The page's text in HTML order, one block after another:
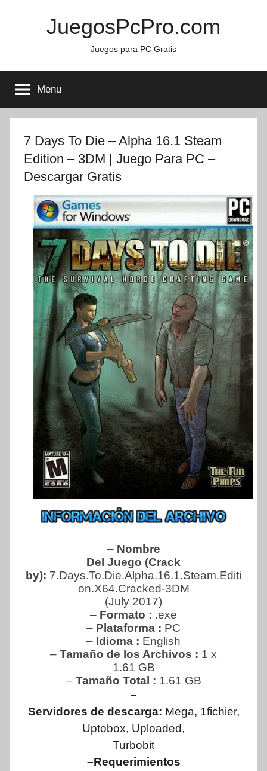
JuegosPcPro.com
Juegos para PC Gratis
Menu
7 Days To Die – Alpha 16.1 Steam
Edition – 3DM | Juego Para PC –
Descargar Gratis
– Nombre
Del Juego (Crack
by): 7.Days.To.Die.Alpha.16.1.Steam.Editi
on.X64.Cracked-3DM
(July 2017)
– Formato : .exe
– Plataforma : PC
– Idioma : English
– Tamaño de los Archivos : 1 x
1.61 GB
– Tamaño Total : 1.61 GB
–
Servidores de descarga: Mega, 1fichier,
Uptobox, Uploaded,
Turbobit
–Requerimientos